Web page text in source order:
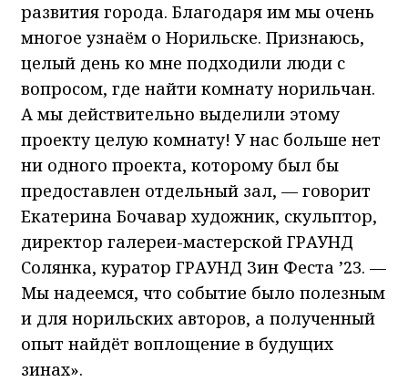
развития города. Благодаря им мы очень
многое узнаём о Норильске. Признаюсь,
целый день ко мне подходили люди с
вопросом, где найти комнату норильчан.
А мы действительно выделили этому
проекту целую комнату! У нас больше нет
ни одного проекта, которому был бы
предоставлен отдельный зал, — говорит
Екатерина Бочавар художник, скульптор,
директор галереи-мастерской ГРАУНД
Солянка, куратор ГРАУНД Зин Феста ’23. —
Мы надеемся, что событие было полезным
и для норильских авторов, а полученный
опыт найдёт воплощение в будущих
зинах».